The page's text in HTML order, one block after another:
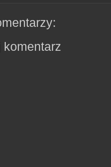
komentarz